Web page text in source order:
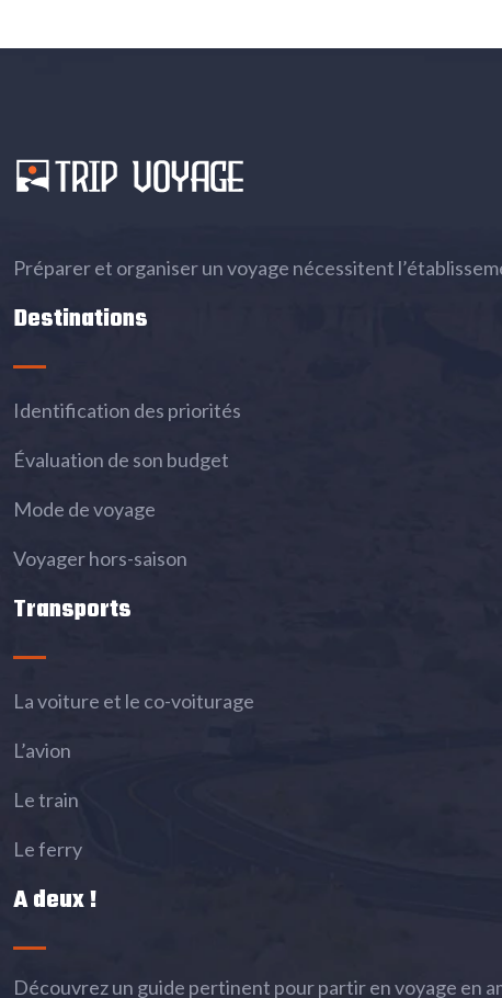
Préparer et organiser un voyage nécessitent
Destinations
Identification des priorités
Évaluation de son budget
Mode de voyage
Voyager hors-saison
Transports
La voiture et le co-voiturage
L’avion
Le train
Le ferry
A deux !
Découvrez un guide pertinent pour partir en voyage en